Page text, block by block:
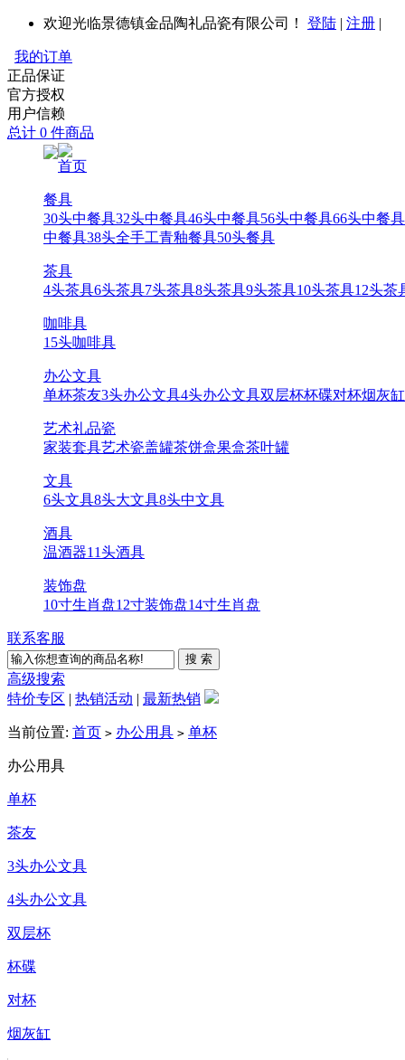
欢迎光临景德镇金品陶礼品瓷有限公司！ 登陆 | 注册 |
我的订单
正品保证
官方授权
用户信赖
总计 0 件商品
首页
餐具
30头中餐具32头中餐具46头中餐具56头中餐具66头中餐具
中餐具38头全手工青釉餐具50头餐具
茶具
4头茶具6头茶具7头茶具8头茶具9头茶具10头茶具12头茶
咖啡具
15头咖啡具
办公文具
单杯茶友3头办公文具4头办公文具双层杯杯碟对杯烟灰缸
艺术礼品瓷
家装套具艺术瓷盖罐茶饼盒果盒茶叶罐
文具
6头文具8头大文具8头中文具
酒具
温酒器11头酒具
装饰盘
10寸生肖盘12寸装饰盘14寸生肖盘
联系客服
高级搜索
特价专区 | 热销活动 | 最新热销
当前位置: 首页 > 办公用具 > 单杯
办公用具
单杯
茶友
3头办公文具
4头办公文具
双层杯
杯碟
对杯
烟灰缸